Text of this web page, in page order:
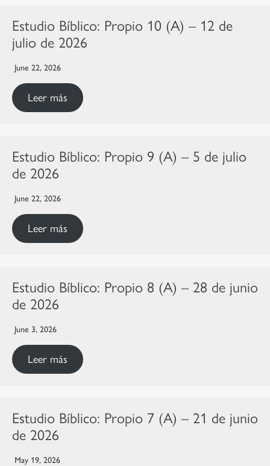
Estudio Bíblico: Propio 10 (A) – 12 de
julio de 2026
June 22, 2026
Leer más
Estudio Bíblico: Propio 9 (A) – 5 de julio
de 2026
June 22, 2026
Leer más
Estudio Bíblico: Propio 8 (A) – 28 de junio
de 2026
June 3, 2026
Leer más
Estudio Bíblico: Propio 7 (A) – 21 de junio
de 2026
May 19, 2026